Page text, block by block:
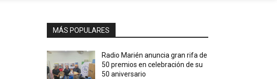
MÁS POPULARES
Radio Marién anuncia gran rifa de
50 premios en celebración de su
50 aniversario